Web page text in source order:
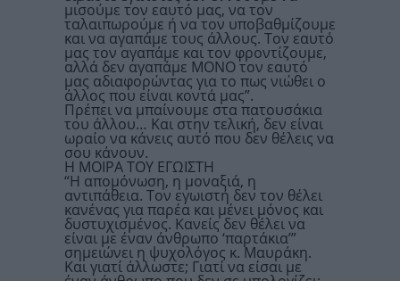
μισούμε τον εαυτό μας, να τον
ταλαιπωρούμε ή να τον υποβαθμίζουμε
και να αγαπάμε τους άλλους. Τον εαυτό
μας τον αγαπάμε και τον φροντίζουμε,
αλλά δεν αγαπάμε ΜΟΝΟ τον εαυτό
μας αδιαφορώντας για το πως νιώθει ο
άλλος που είναι κοντά μας”.
Πρέπει να μπαίνουμε στα πατουσάκια
του άλλου… Και στην τελική, δεν είναι
ωραίο να κάνεις αυτό που δεν θέλεις να
σου κάνουν.
Η ΜΟΙΡΑ ΤΟΥ ΕΓΩΙΣΤΗ
“Η απομόνωση, η μοναξιά, η
αντιπάθεια. Τον εγωιστή δεν τον θέλει
κανένας για παρέα και μένει μόνος και
δυστυχισμένος. Κανείς δεν θέλει να
είναι με έναν άνθρωπο ‘παρτάκια’”
σημειώνει η ψυχολόγος κ. Μαυράκη.
Και γιατί άλλωστε; Γιατί να είσαι με